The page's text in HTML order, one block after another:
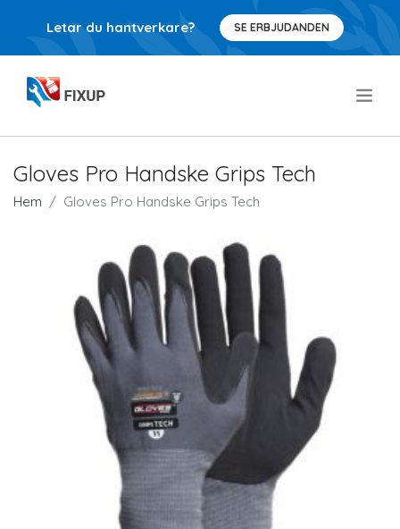
Letar du hantverkare? SE ERBJUDANDEN
Gloves Pro Handske Grips Tech
Hem Gloves Pro Handske Grips Tech